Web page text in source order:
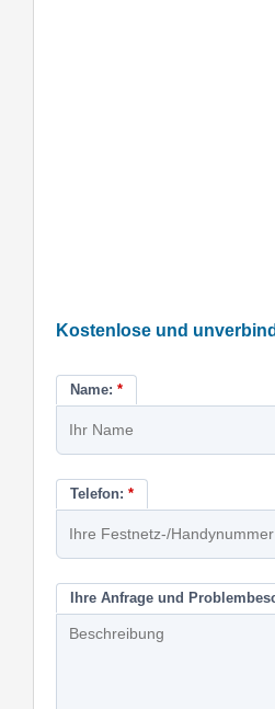
Kostenlose und
Name: *
Telefon: *
Ihre Anfrage und